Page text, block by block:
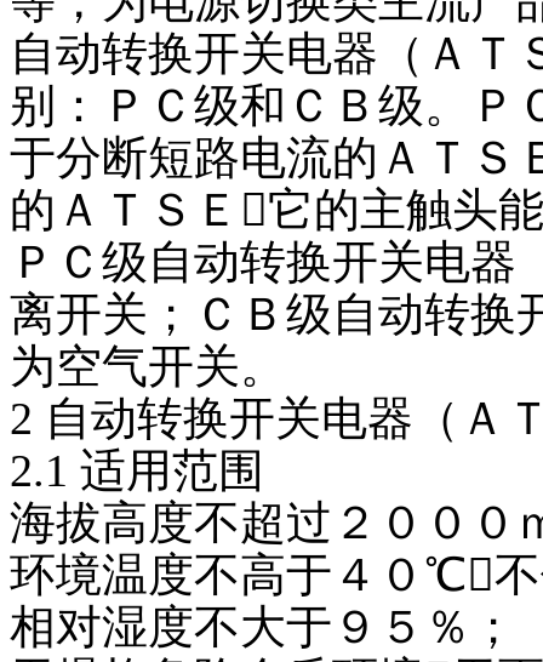
自动转换开关电器（ＡＴ
别：ＰＣ级和ＣＢ级。Ｐ
于分断短路电流的ＡＴＳ
的ＡＴＳＥ它的主触头
ＰＣ级自动转换开关电
离开关；ＣＢ级自动转换
为空气开关。
2 自动转换开关电器（Ａ
2.1 适用范围
海拔高度不超过２０００
环境温度不高于４０℃
相对湿度不大于９５％；